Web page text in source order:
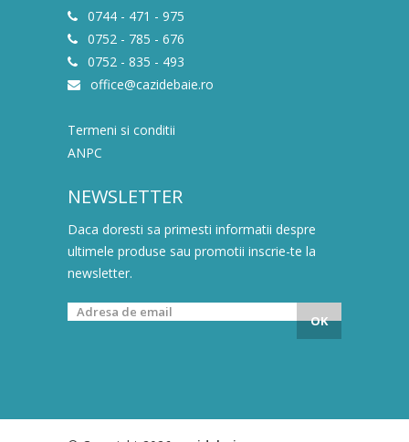
0744 - 471 - 975
0752 - 785 - 676
0752 - 835 - 493
office@cazidebaie.ro
Termeni si conditii
ANPC
NEWSLETTER
Daca doresti sa primesti informatii despre
ultimele produse sau promotii inscrie-te la
newsletter.
OK